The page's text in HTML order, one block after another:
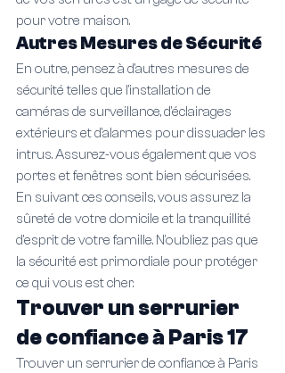
pour votre maison.
Autres Mesures de Sécurité
En outre, pensez à d'autres mesures de
sécurité telles que l'installation de
caméras de surveillance, d'éclairages
extérieurs et d'alarmes pour dissuader les
intrus. Assurez-vous également que vos
portes et fenêtres sont bien sécurisées.
En suivant ces conseils, vous assurez la
sûreté de votre domicile et la tranquillité
d'esprit de votre famille. N'oubliez pas que
la sécurité est primordiale pour protéger
ce qui vous est cher.
Trouver un serrurier
de confiance à Paris 17
Trouver un serrurier de confiance à Paris